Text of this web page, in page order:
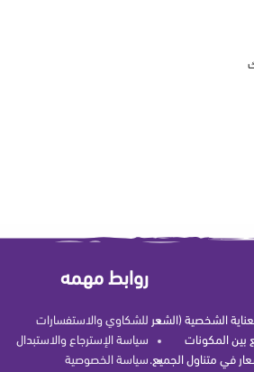
الشخصية (الشعر
بين المكونات
في متناول الجميع.
روابط مهمه
للشكاوي والاستفسارات
سياسة الإسترجاع والاستبدال
سياسة الخصوصية